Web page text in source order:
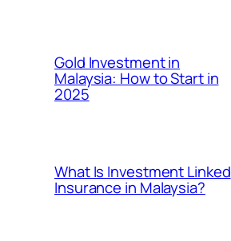
Gold Investment in
Malaysia: How to Start in
2025
What Is Investment Linked
Insurance in Malaysia?